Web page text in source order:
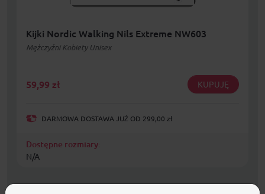
Kijki Nordic Walking Nils Extreme NW603
Mężczyźni Kobiety Unisex
59,99 zł KUPUJĘ
DARMOWA DOSTAWA JUŻ OD 299,00 zł
Dostępne rozmiary:
N/A